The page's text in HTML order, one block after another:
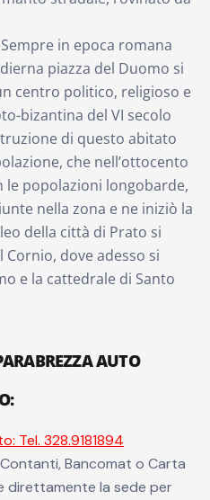
in epoca romana
piazza del Duomo si
centro politico, religioso e
bizantina del VI secolo
di questo abitato
che nell’ottocento
le popolazioni longobarde,
nella zona e ne iniziò la
della città di Prato si
dove adesso si
e la cattedrale di Santo
AUTO
Tel. 328.9181894
Bancomat o Carta
la sede per